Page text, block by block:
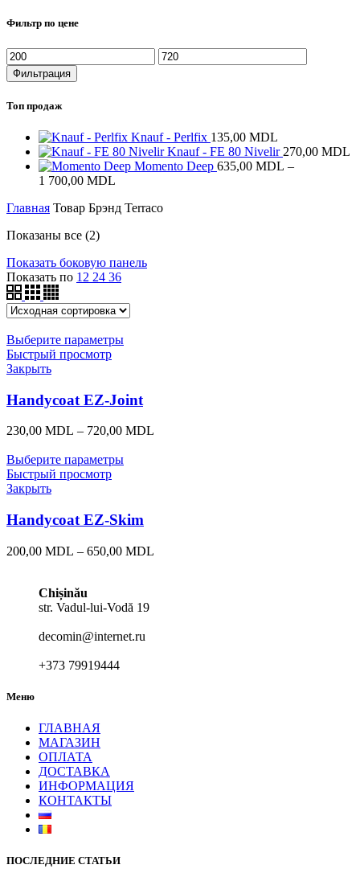
Фильтр по цене
Минимальная
цена
Максимальная
цена
Фильтрация
Топ продаж
Knauf - Perlfix 135,00 MDL
Knauf - FE 80 Nivelir 270,00 MDL
Momento Deep 635,00 MDL –
1 700,00 MDL
635,00 MDL
Главная Товар Брэнд Terraco
Показаны все (2)
Показать боковую панель
Показать по 12 24 36
Выберите параметры
Быстрый просмотр
Закрыть
Handycoat EZ-Joint
230,00 MDL – 720,00 MDL
Выберите параметры
Быстрый просмотр
Закрыть
Handycoat EZ-Skim
200,00 MDL – 650,00 MDL
Chișinău
str. Vadul-lui-Vodă 19
decomin@internet.ru
+373 79919444
Меню
ГЛАВНАЯ
МАГАЗИН
ОПЛАТА
ДОСТАВКА
ИНФОРМАЦИЯ
КОНТАКТЫ
ПОСЛЕДНИЕ СТАТЬИ